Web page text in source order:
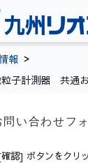
報
子計測器 共通
問い合わせフ
認] ボタンをクリ